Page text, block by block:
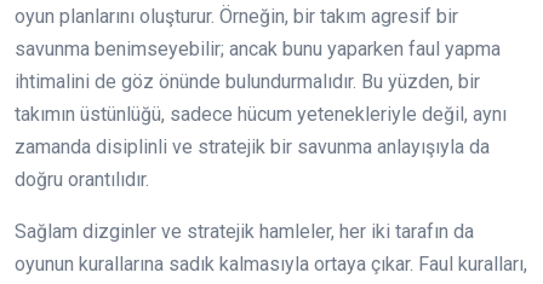
oyun planlarını oluşturur. Örneğin, bir takım agresif bir
savunma benimseyebilir; ancak bunu yaparken faul yapma
ihtimalini de göz önünde bulundurmalıdır. Bu yüzden, bir
takımın üstünlüğü, sadece hücum yetenekleriyle değil, aynı
zamanda disiplinli ve stratejik bir savunma anlayışıyla da
doğru orantılıdır.
Sağlam dizginler ve stratejik hamleler, her iki tarafın da
oyunun kurallarına sadık kalmasıyla ortaya çıkar. Faul kuralları,